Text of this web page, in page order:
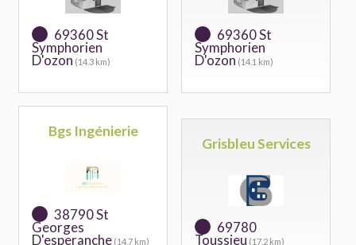
69360 St
Symphorien
D'ozon (14.3 km)
69360 St
Symphorien
D'ozon (14.1 km)
Bgs Ingénierie
38790 St
Georges
D'esperanche (14.7 km)
Grisbleu Services
69780
Toussieu (17.2 km)